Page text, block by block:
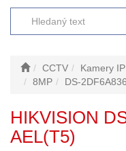
CCTV Kamery
8MP
DS-
HIKVISION
AEL(T5)